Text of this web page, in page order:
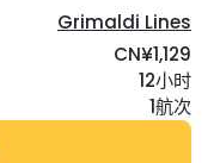
Grimaldi Lines
CN¥1,129
12小时
1航次